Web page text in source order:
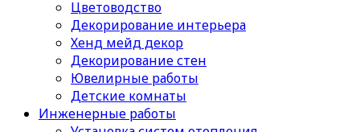
Цветоводство
Декорирование интерьера
Хенд мейд декор
Декорирование стен
Ювелирные работы
Детские комнаты
Инженерные работы